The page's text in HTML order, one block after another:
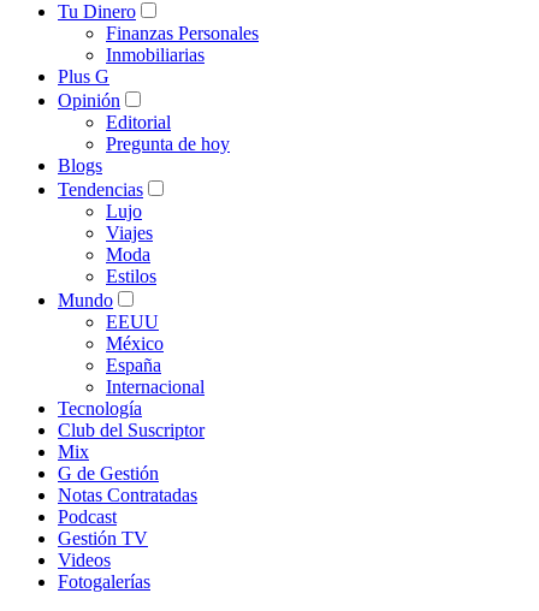
Tu Dinero
Finanzas Personales
Inmobiliarias
Plus G
Opinión
Editorial
Pregunta de hoy
Blogs
Tendencias
Lujo
Viajes
Moda
Estilos
Mundo
EEUU
México
España
Internacional
Tecnología
Club del Suscriptor
Mix
G de Gestión
Notas Contratadas
Podcast
Gestión TV
Videos
Fotogalerías